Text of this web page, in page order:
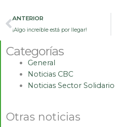
Prev
ANTERIOR
¡Algo increíble está por llegar!
Categorías
General
Noticias CBC
Noticias Sector Solidario
Otras noticias